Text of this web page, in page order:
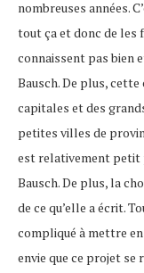
nombreuses années.
tout ça et donc de les
connaissent pas bien
Bausch. De plus,
capitales et des
petites villes de
est relativement petit
Bausch. De plus, la
de ce qu’elle a écrit.
compliqué à mettre
envie que ce projet se